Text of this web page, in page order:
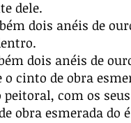
dele.
dois anéis de
dois anéis de
cinto de obra
peitoral, com os
obra esmerada do